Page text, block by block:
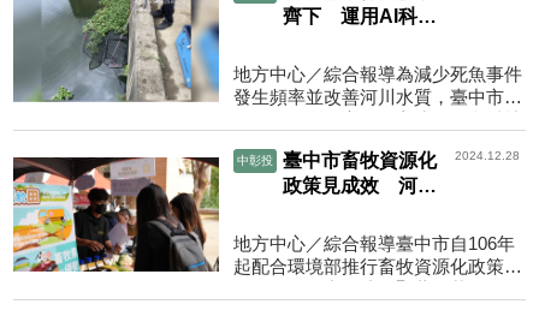
齊下 運用AI科技
地方中心／綜合報導為減少死魚事件
發生頻率並改善河川水質，臺中市環
維護。透過跨單位研...
中彰投
臺中市畜牧資源化
政策見成效 河川
品質佳
2024.12.28
地方中心／綜合報導臺中市自106年
起配合環境部推行畜牧資源化政策，